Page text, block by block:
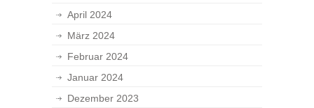
April 2024
März 2024
Februar 2024
Januar 2024
Dezember 2023